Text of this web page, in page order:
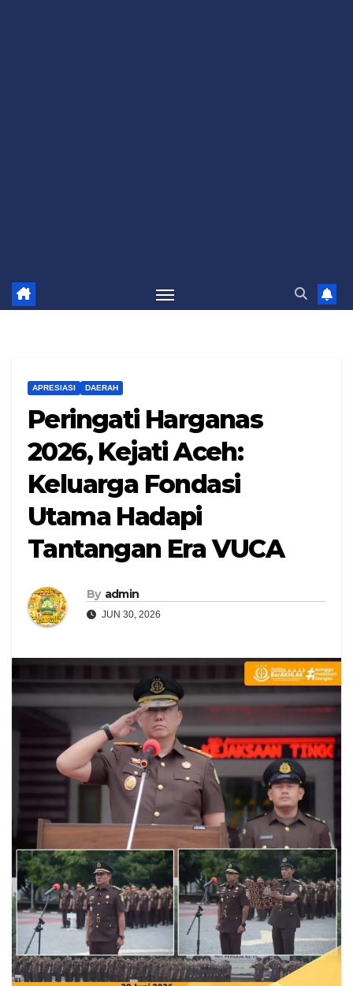
APRESIASI DAERAH
Peringati Harganas
2026, Kejati Aceh:
Keluarga Fondasi
Utama Hadapi
Tantangan Era VUCA
By admin
JUN 30, 2026